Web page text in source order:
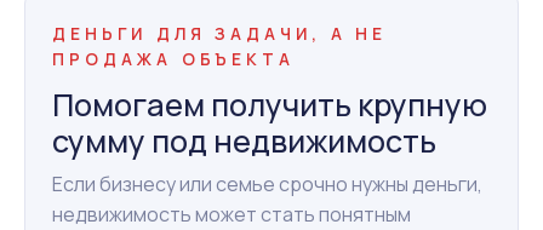
ДЕНЬГИ ДЛЯ ЗАДАЧИ, А НЕ
ПРОДАЖА ОБЪЕКТА
Помогаем получить крупную
сумму под недвижимость
Если бизнесу или семье срочно нужны деньги,
недвижимость может стать понятным